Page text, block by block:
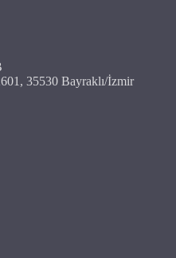
35530 Bayraklı/İzmir